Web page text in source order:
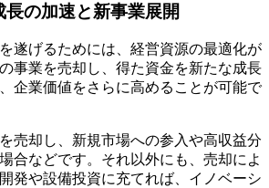
の加速と新事業展開
遂げるためには、経営資源の最適化が
事業を売却し、得た資金を新たな成長
企業価値をさらに高めることが可能で
売却し、新規市場への参入や高収益分
合などです。それ以外にも、売却によ
発や設備投資に充てれば、イノベーシ